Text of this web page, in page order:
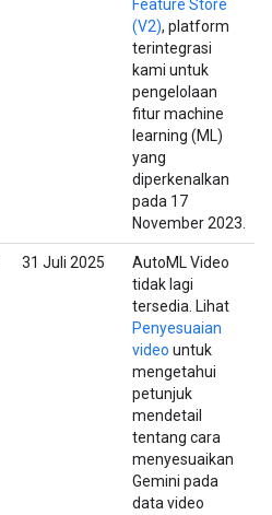
Feature Store
(V2), platform
terintegrasi
kami untuk
pengelolaan
fitur machine
learning (ML)
yang
diperkenalkan
pada 17
November 2023.
31 Juli 2025
AutoML Video
tidak lagi
tersedia. Lihat
Penyesuaian
video untuk
mengetahui
petunjuk
mendetail
tentang cara
menyesuaikan
Gemini pada
data video